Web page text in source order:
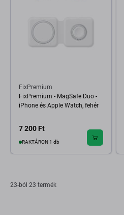
FixPremium
FixPremium - MagSafe Duo -
iPhone és Apple Watch, fehér
7 200 Ft
RAKTÁRON 1 db
23-ból 23 termék